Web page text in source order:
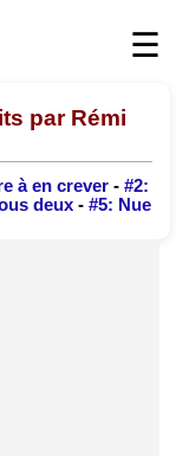
☰
par Rémi
à en crever - #2:
deux - #5: Nue